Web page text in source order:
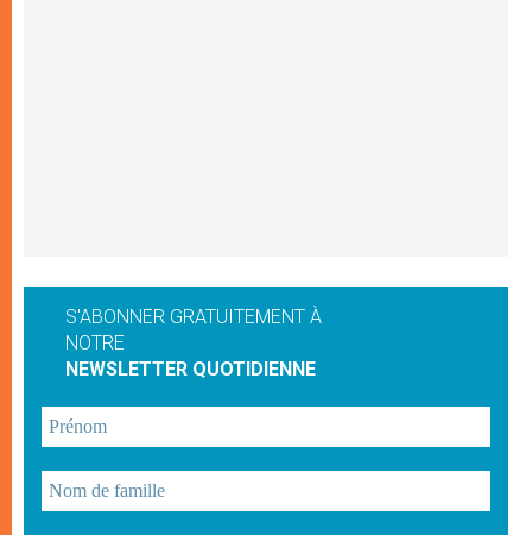
S'ABONNER GRATUITEMENT À
NOTRE
NEWSLETTER QUOTIDIENNE